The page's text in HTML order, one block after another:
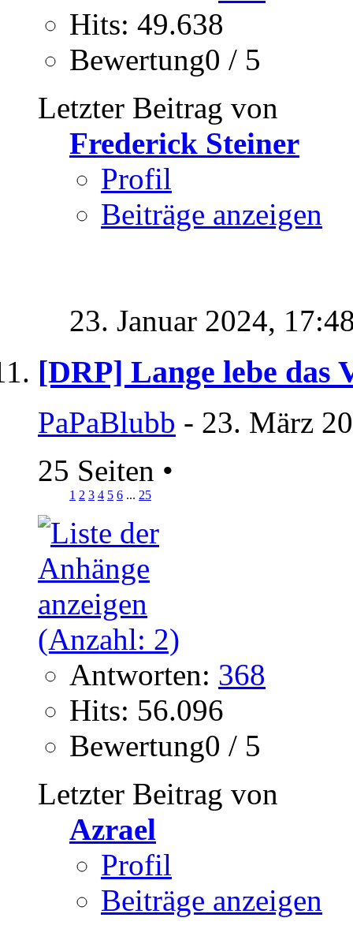
Hits: 49.638
Bewertung0 / 5
Letzter Beitrag von
Frederick Steiner
Profil
Beiträge anzeigen
23. Januar 2024,
[DRP] Lange lebe das
PaPaBlubb - 23. März
25 Seiten •
1 2 3 4 5 6 ... 25
Antworten: 368
Hits: 56.096
Bewertung0 / 5
Letzter Beitrag von
Azrael
Profil
Beiträge anzeigen